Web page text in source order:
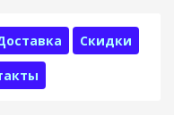
Скидки